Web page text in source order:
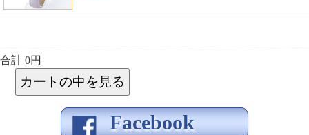
合計 0円
Facebook